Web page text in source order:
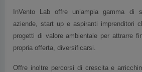
InVento Lab offre un’ampia gamma di
aziende, start up e aspiranti imprenditori
progetti di valore ambientale per attrarre
propria offerta, diversificarsi.
Offre inoltre percorsi di crescita e